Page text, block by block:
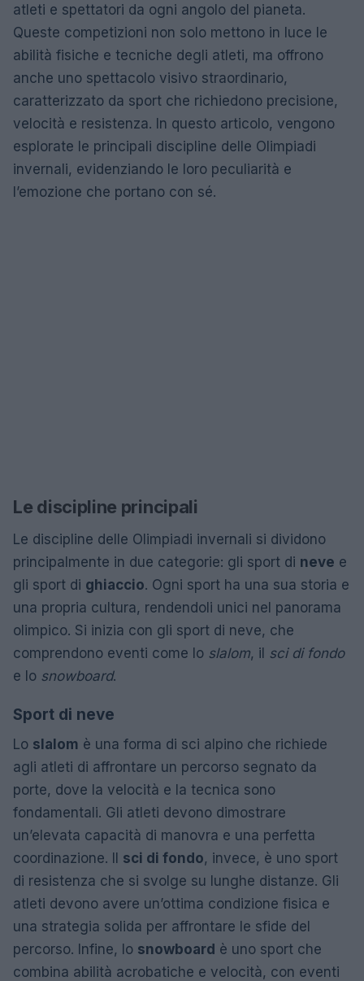
atleti e spettatori da ogni angolo del pianeta.
Queste competizioni non solo mettono in luce le
abilità fisiche e tecniche degli atleti, ma offrono
anche uno spettacolo visivo straordinario,
caratterizzato da sport che richiedono precisione,
velocità e resistenza. In questo articolo, vengono
esplorate le principali discipline delle Olimpiadi
invernali, evidenziando le loro peculiarità e
l’emozione che portano con sé.
Le discipline principali
Le discipline delle Olimpiadi invernali si dividono
principalmente in due categorie: gli sport di neve e
gli sport di ghiaccio. Ogni sport ha una sua storia e
una propria cultura, rendendoli unici nel panorama
olimpico. Si inizia con gli sport di neve, che
comprendono eventi come lo slalom, il sci di fondo
e lo snowboard.
Sport di neve
Lo slalom è una forma di sci alpino che richiede
agli atleti di affrontare un percorso segnato da
porte, dove la velocità e la tecnica sono
fondamentali. Gli atleti devono dimostrare
un’elevata capacità di manovra e una perfetta
coordinazione. Il sci di fondo, invece, è uno sport
di resistenza che si svolge su lunghe distanze. Gli
atleti devono avere un’ottima condizione fisica e
una strategia solida per affrontare le sfide del
percorso. Infine, lo snowboard è uno sport che
combina abilità acrobatiche e velocità, con eventi